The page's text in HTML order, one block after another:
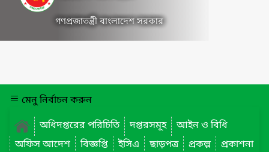
গণপ্রজাতন্ত্রী বাংলাদেশ সরকার
মেনু নির্বাচন করুন
অধিদপ্তরের পরিচিতি
দপ্তরসমূহ
আইন ও বিধি
অফিস আদেশ
বিজ্ঞপ্তি ইসিএ ছাড়পত্র প্রকল্প
প্রকাশনা